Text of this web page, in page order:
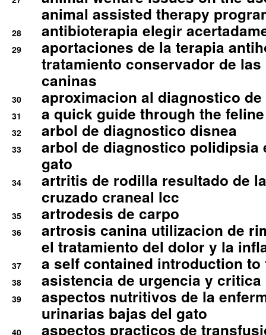
animal assisted therapy
28 antibioterapia elegir
29
aportaciones de la terapia
tratamiento conservador de
caninas
30 aproximacion al diagnostico
31 a quick guide through the
32 arbol de diagnostico disnea
33
arbol de diagnostico polidipsia
gato
34
artritis de rodilla resultado de
cruzado craneal lcc
35 artrodesis de carpo
36
artrosis canina utilizacion de
el tratamiento del dolor y la
37 a self contained introduction
38 asistencia de urgencia y
39
aspectos nutritivos de la
urinarias bajas del gato
40 aspectos practicos de